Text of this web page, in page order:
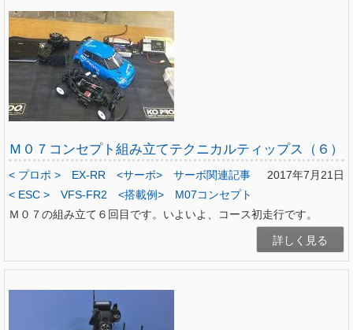
Ｍ０７コンセプト組み立てテクニカルティップス（６）
2017年7月21日
< プロポ > EX-RR <サーボ>
サーボ関連記事
< ESC >
VFS-FR2 <搭載例>
M07コンセプト
Ｍ０７の組み立て６回目です。いよいよ、コース初走行です。
詳しく見る